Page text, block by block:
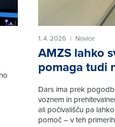
1. 4. 2026 | Novice
AMZS lahko
pomaga tudi
Dars ima prek
voznem in
ali počivališču pa
pomoč – v teh